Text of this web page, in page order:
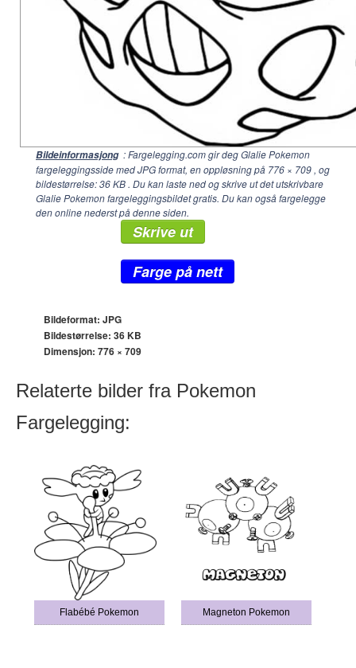
Bildeinformasjong : Fargelegging.com gir deg Glalie Pokemon
fargeleggingsside med JPG format, en oppløsning på 776 × 709 , og
bildestørrelse: 36 KB . Du kan laste ned og skrive ut det utskrivbare
Glalie Pokemon fargeleggingsbildet gratis. Du kan også fargelegge
den online nederst på denne siden.
Skrive ut
Farge på nett
Bildeformat: JPG
Bildestørrelse: 36 KB
Dimensjon: 776 × 709
Relaterte bilder fra Pokemon
Fargelegging:
Flabébé Pokemon Magneton Pokemon